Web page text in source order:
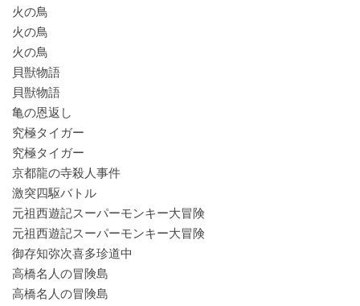
火の鳥
火の鳥
火の鳥
貝獣物語
貝獣物語
亀の恩返し
究極タイガー
究極タイガー
京都龍の寺殺人事件
激突四駆バトル
元祖西遊記スーパーモンキー大冒険
元祖西遊記スーパーモンキー大冒険
御存知弥次喜多珍道中
高橋名人の冒険島
高橋名人の冒険島